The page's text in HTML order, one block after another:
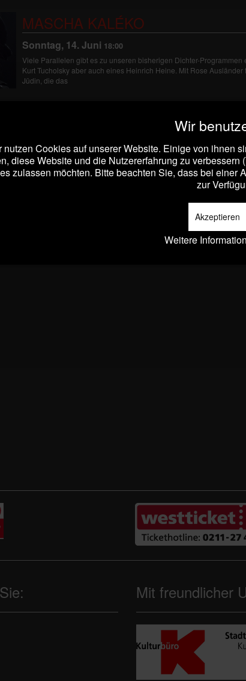
MASCHA KALÉKO
Sonntag, 14. Juni 18:00
Viele Parallelen gibt es zu unseren bisherigen Dichter-Programmen
Kurt Tucholsky aber auch eines Heinrich Heine. Mit Rose
Jüdin, die das
MASCHA KALÉKO
Samstag, 21. November 19:30
Viele Parallelen gibt es zu unseren bisherigen Dichter-Programmen
Kurt Tucholsky aber auch eines Heinrich Heine. Mit Rose Ausländer
Mit freundlicher
Wir
nutzen Cookies auf unserer Website. Einige von ihnen
diese Website und die Nutzererfahrung zu
zulassen möchten. Bitte beachten Sie, dass bei
zur
Akzeptieren
Weitere